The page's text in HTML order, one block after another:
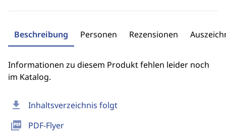
download Inhaltsverzeichnis folgt
picture_as_pdf PDF-Flyer
Beschreibung Personen Rezensionen
Informationen zu diesem Produkt fehlen leider noch
im Katalog.